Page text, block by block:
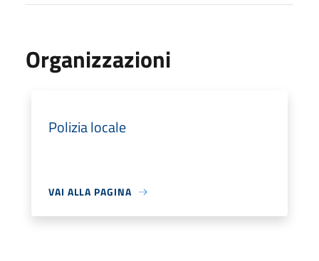
Organizzazioni
Polizia locale
VAI ALLA PAGINA